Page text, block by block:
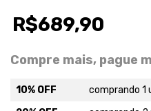
R$689,90
Compre mais, pague
10% OFF
comprando 1